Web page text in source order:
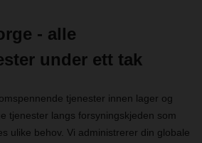
- alle
under ett tak
tjenester innen lager og
tjenester langs forsyningskjeden som
ulike behov. Vi administrerer din globale